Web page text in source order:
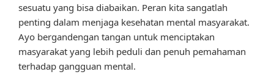
sesuatu yang bisa diabaikan. Peran kita sangatlah
penting dalam menjaga kesehatan mental masyarakat.
Ayo bergandengan tangan untuk menciptakan
masyarakat yang lebih peduli dan penuh pemahaman
terhadap gangguan mental.